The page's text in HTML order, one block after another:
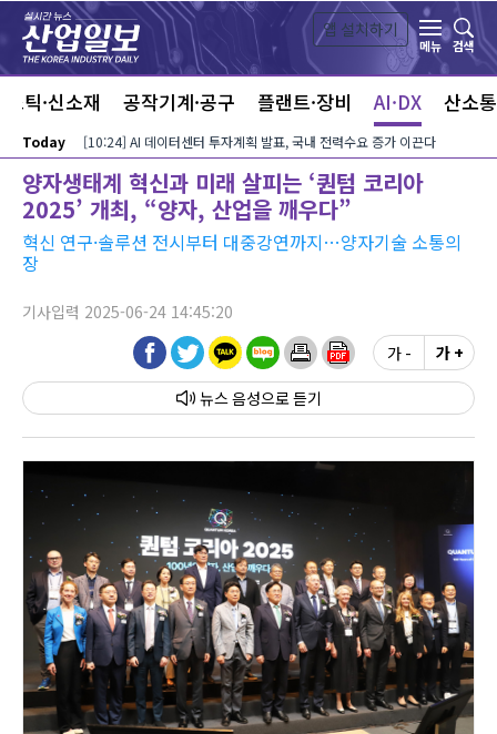
본문 바로가기
앱 설치하기
메뉴
검색
틱·신소재 공작기계·공구 플랜트·장비 AI·DX 산소통
Today [10:24] AI 데이터센터 투자계획 발표, 국내 전력수요 증가 이끈다
양자생태계 혁신과 미래 살피는 ‘퀀텀 코리아
2025’ 개최, “양자, 산업을 깨우다”
혁신 연구·솔루션 전시부터 대중강연까지…양자기술 소통의
장
기사입력 2025-06-24 14:45:20
뉴스 음성
가 - 가 +